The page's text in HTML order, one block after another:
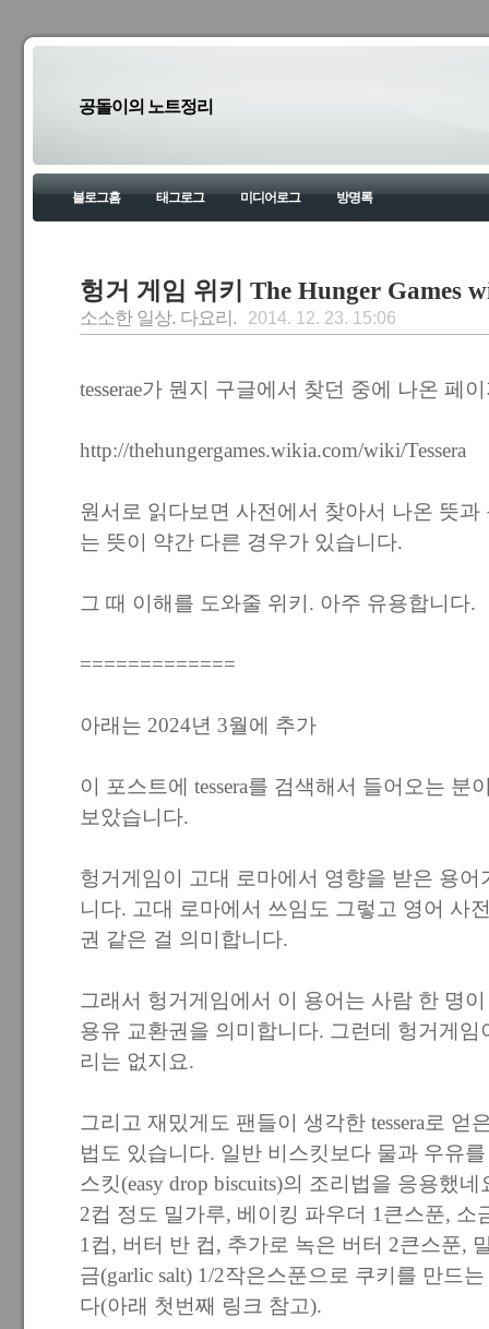
공돌이의 노트정리
블로그홈 태그로그 미디어로그 방명록
헝거 게임 위키 The Hunger Games
소소한 일상. 다요리. 2014. 12. 23. 15:06
tesserae가 뭔지 구글에서 찾던 중에 나온 페
http://thehungergames.wikia.com/wiki/Tessera
원서로 읽다보면 사전에서 찾아서 나온 뜻
는 뜻이 약간 다른 경우가 있습니다.
그 때 이해를 도와줄 위키. 아주 유용합니다.
=============
아래는 2024년 3월에 추가
이 포스트에 tessera를 검색해서 들어오는 분
보았습니다.
헝거게임이 고대 로마에서 영향을 받은 용어
니다. 고대 로마에서 쓰임도 그렇고 영어 사
권 같은 걸 의미합니다.
그래서 헝거게임에서 이 용어는 사람 한 명
용유 교환권을 의미합니다. 그런데 헝거게
리는 없지요.
그리고 재밌게도 팬들이 생각한 tessera로 얻
법도 있습니다. 일반 비스킷보다 물과 우유
스킷(easy drop biscuits)의 조리법을 응용했네
2컵 정도 밀가루, 베이킹 파우더 1큰스푼, 소
1컵, 버터 반 컵, 추가로 녹은 버터 2큰스푼,
금(garlic salt) 1/2작은스푼으로 쿠키를 만드
다(아래 첫번째 링크 참고).